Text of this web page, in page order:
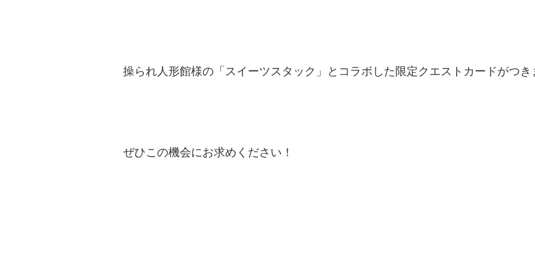
操られ人形館様の「スイーツスタック」とコラボした限定クエストカードがつき
ぜひこの機会にお求めください！